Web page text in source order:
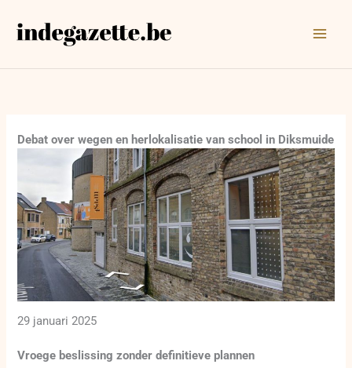
naar
Debat over wegen en herlokalisatie van school in Diksmuide
29 januari 2025
Vroege beslissing zonder definitieve plannen